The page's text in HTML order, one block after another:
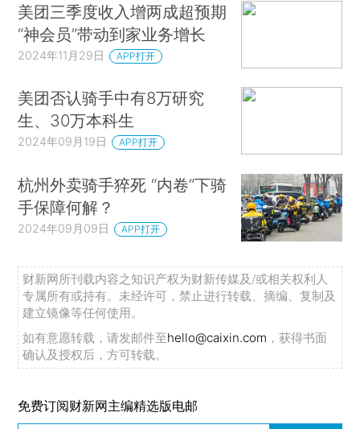
美团三季度收入增两成超预期
“神会员”带动到家业务增长
2024年11月29日 APP打开
美团否认骑手中有8万研究
生、30万本科生
2024年09月19日 APP打开
杭州外卖骑手猝死 “内卷”下骑
手保障何解？
2024年09月09日 APP打开
财新网所刊载内容之知识产权为财新传媒及/或相关权利人
专属所有或持有。未经许可，禁止进行转载、摘编、复制及
建立镜像等任何使用。
如有意愿转载，请发邮件至hello@caixin.com ，获得书面
确认及授权后，方可转载。
免费订阅财新网主编精选版电邮